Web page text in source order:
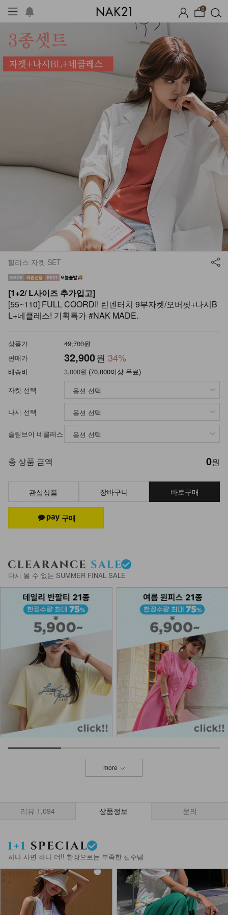
0
1+1 기획세트 자체제작 장마템
힐리스 자켓 SET
[1+2/ L사이즈 추가입고]
[55~110] FULL COORDI! 린넨터치 9부자켓/오버핏+나시B
L+네클레스! 기획특가 #NAK MADE.
상품가
49,700원
판매가
32,900원 34%
배송비 3,000원 (70,000이상 무료)
자켓 선택
나시 선택
슬림브이 네클레스
총 상품 금액 0원
관심상품 장바구니 바로구매
다시 볼 수 없는 SUMMER FINAL SALE
more
리뷰 1,094 상품정보 문의
하나 사면 하나 더!! 한장으로는 부족한 필수템